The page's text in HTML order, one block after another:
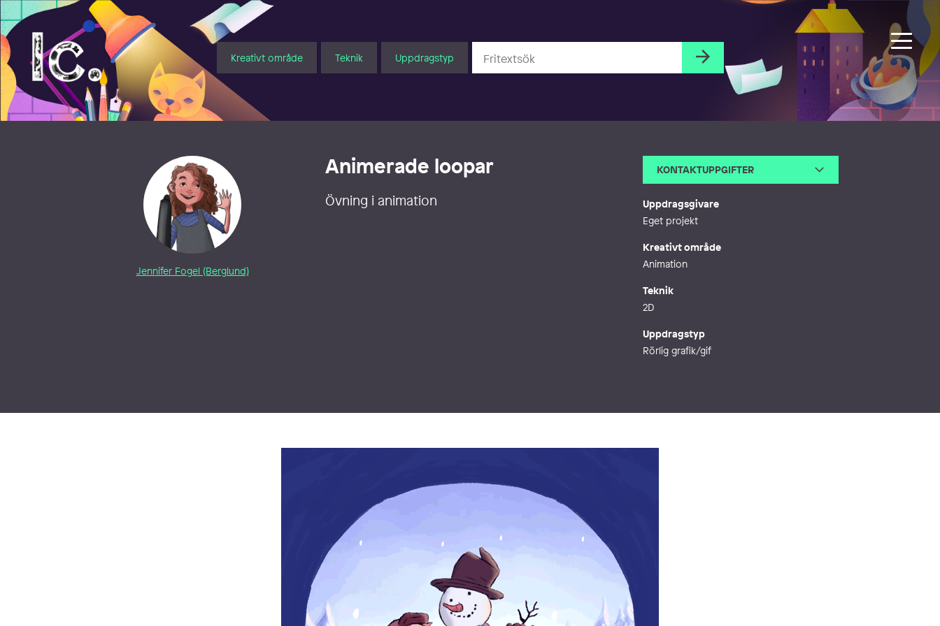
Illustratörcentrum
Kreativt område Teknik Uppdragstyp
Jennifer Fogel (Berglund)
Animerade loopar
Övning i animation
KONTAKTUPPGIFTER
Uppdragsgivare
Eget projekt
Kreativt område
Animation
Teknik
2D
Uppdragstyp
Rörlig grafik/gif